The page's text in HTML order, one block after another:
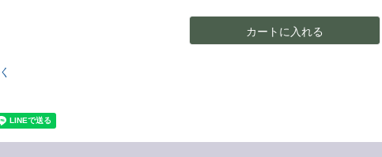
カートに入れる